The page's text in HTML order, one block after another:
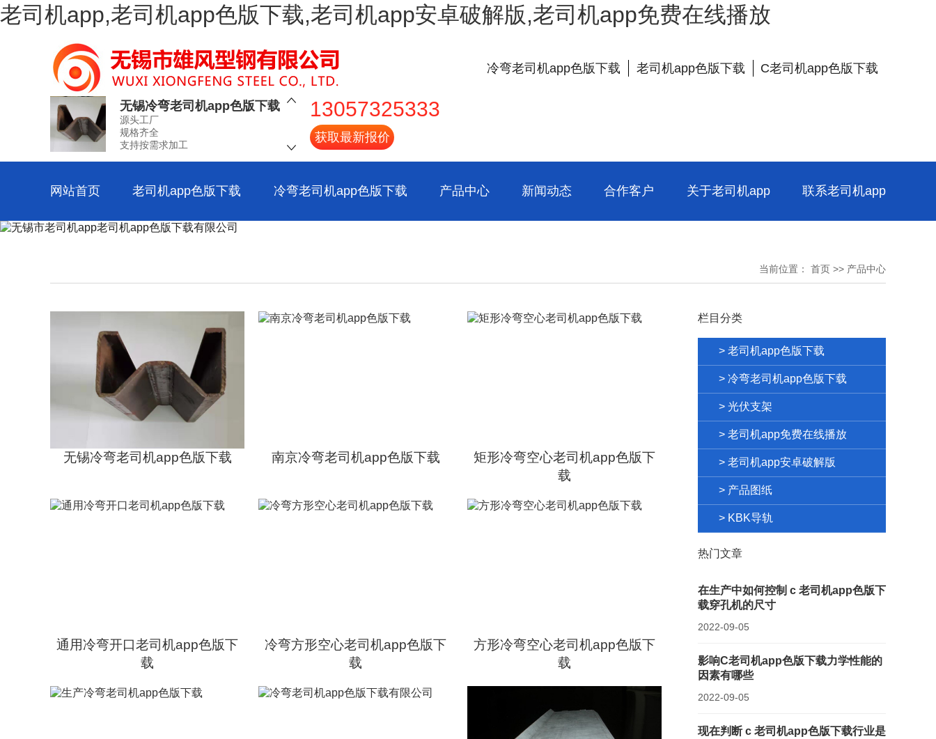
老司机app,老司机app色版下载,老司机app安卓破解版,老司机app免费在线播放
冷弯老司机app色版下载 老司机app色版下载 C老司机app色版下载
空心老司机app色版下载
源头工厂
规格齐全
支持按需求加工
无锡冷弯老司机app色版下载
源头工厂
规格齐全
支持按需求加工
工业冷弯老司机app色版下载
规格齐全
支持按需求加工
源头工厂
源头工厂
支持按需求加工
空心老司机app色版下载
源头工厂
规格齐全
支持按需求加工
无锡冷弯老司机app色版下载
源头工厂
规格齐全
支持按需求加工
13057325333
获取最新报价
网站首页 老司机app色版下载 冷弯老司机app色版下载 产品中心 新闻动态 合作客户 关于老司机app 联系老司机app
当前位置： 首页 >> 产品中心
无锡冷弯老司机app色版下载 南京冷弯老司机app色版下载
矩形冷弯空心老司机app色版下
载
通用冷弯开口老司机app色版下
载
冷弯方形空心老司机app色版下
载
方形冷弯空心老司机app色版下
载
栏目分类
> 老司机app色版下载
> 冷弯老司机app色版下载
> 光伏支架
> 老司机app免费在线播放
> 老司机app安卓破解版
> 产品图纸
> KBK导轨
热门文章
在生产中如何控制 c 老司机app色版下
载穿孔机的尺寸
2022-09-05
影响C老司机app色版下载力学性能的
因素有哪些
2022-09-05
现在判断 c 老司机app色版下载行业是